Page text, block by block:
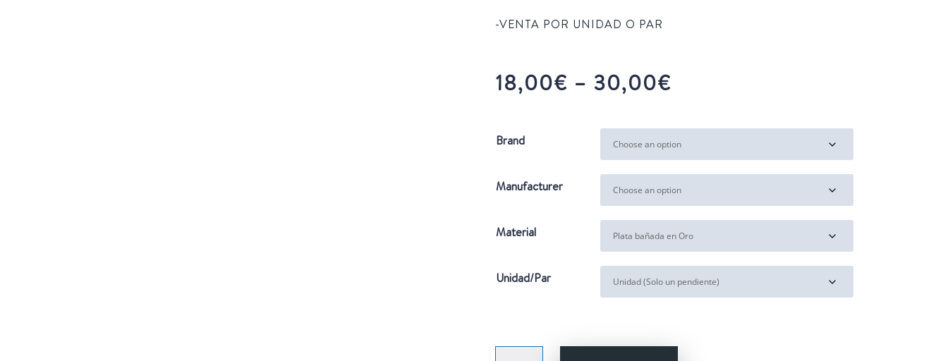
-VENTA POR UNIDAD O PAR
18,00€ – 30,00€
18,00€
through
30,00€
Brand
Manufacturer
Material
Unidad/Par